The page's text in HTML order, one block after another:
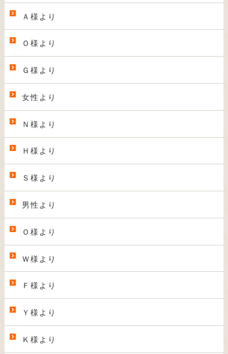
Ａ様より
Ｏ様より
Ｇ様より
女性より
Ｎ様より
Ｈ様より
Ｓ様より
男性より
Ｏ様より
Ｗ様より
Ｆ様より
Ｙ様より
Ｋ様より